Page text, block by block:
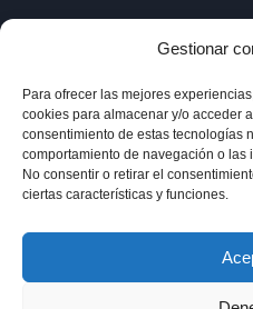
Gestionar
Para ofrecer las mejores
cookies para almacenar y/o acceder
consentimiento de estas tecnologías
comportamiento de navegación o
No consentir o retirar el
ciertas características y funciones.
Inicio Biblioteca
Esencia
Blog
Aviso legal